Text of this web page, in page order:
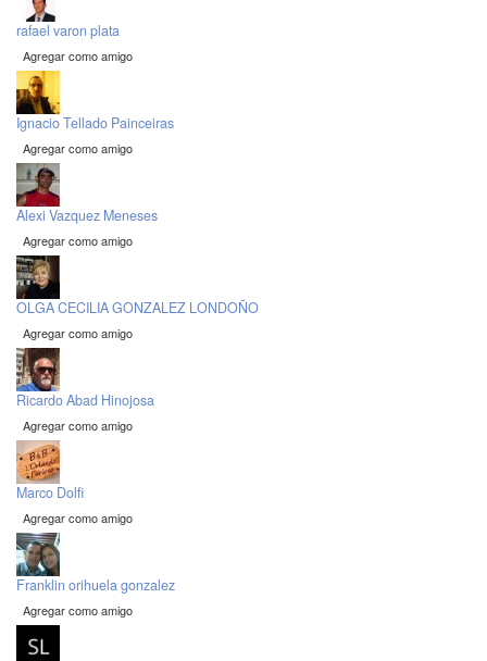
rafael varon plata
Agregar como amigo
Ignacio Tellado Painceiras
Agregar como amigo
Alexi Vazquez Meneses
Agregar como amigo
OLGA CECILIA GONZALEZ LONDOÑO
Agregar como amigo
Ricardo Abad Hinojosa
Agregar como amigo
Marco Dolfi
Agregar como amigo
Franklin orihuela gonzalez
Agregar como amigo